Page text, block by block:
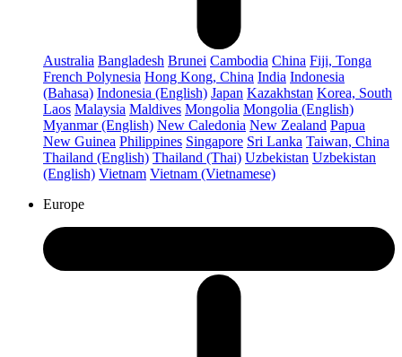
Australia Bangladesh Brunei Cambodia China Fiji, Tonga
French Polynesia Hong Kong, China India Indonesia
(Bahasa) Indonesia (English) Japan Kazakhstan Korea, South
Laos Malaysia Maldives Mongolia Mongolia (English)
Myanmar (English) New Caledonia New Zealand Papua
New Guinea Philippines Singapore Sri Lanka Taiwan, China
Thailand (English) Thailand (Thai) Uzbekistan Uzbekistan
(English) Vietnam Vietnam (Vietnamese)
Europe